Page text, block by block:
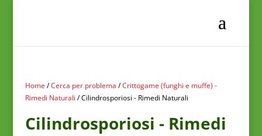
Home /Cerca per problema /Crittogame (funghi e muffe) -
Rimedi Naturali / Cilindrosporiosi - Rimedi Naturali
Cilindrosporiosi - Rimedi